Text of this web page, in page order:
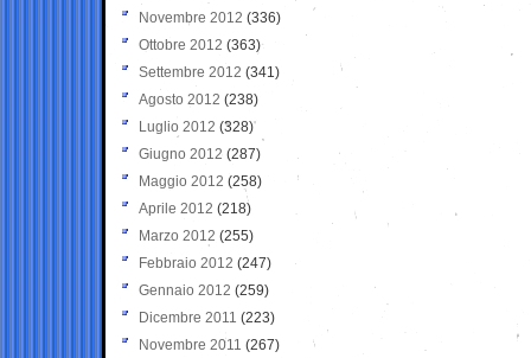
Novembre 2012 (336)
Ottobre 2012 (363)
Settembre 2012 (341)
Agosto 2012 (238)
Luglio 2012 (328)
Giugno 2012 (287)
Maggio 2012 (258)
Aprile 2012 (218)
Marzo 2012 (255)
Febbraio 2012 (247)
Gennaio 2012 (259)
Dicembre 2011 (223)
Novembre 2011 (267)